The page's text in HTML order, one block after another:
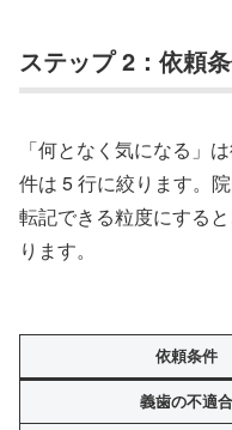
ステップ 2：依頼
「何となく気になる」
件は 5 行に絞ります。
転記できる粒度にする
ります。
依頼条件
義歯の不適合